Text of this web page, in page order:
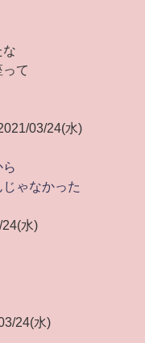
な
て
03/24(水)
ゃなかった
水)
24(水)